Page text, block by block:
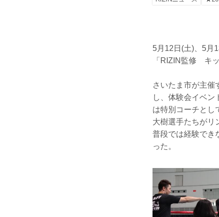
5月12日(土)、5月
「RIZIN監修 キ
さいたま市が主催
し、体験会イベン
は特別コーチとし
大樹選手たちがリ
普段では経験でき
った。